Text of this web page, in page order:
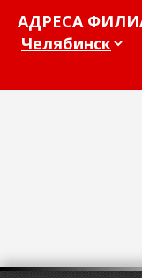
АДРЕСА